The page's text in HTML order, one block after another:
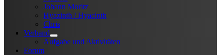
Johann Moritz
Hyazinth / Hyacinth
Chris
Verband
Aufgabe und Aktivitäten
Forum